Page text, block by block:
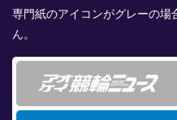
トリマクリオリジナル予
トリマクリコラム
お知らせ
番記者とくダネ！
専門紙のアイコンがグレーの
ん。